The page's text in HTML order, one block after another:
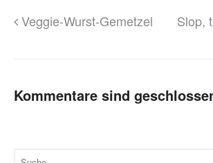
Veggie-Wurst-Gemetzel Slop,
Kommentare sind